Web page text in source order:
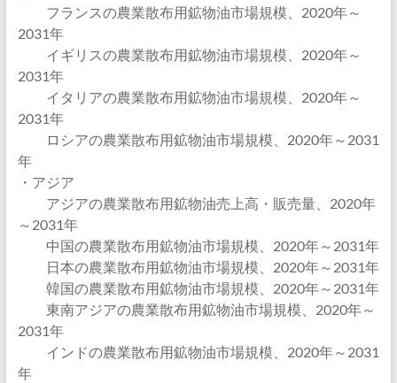
フランスの農業散布用鉱物油市場規模、2020年～
2031年
イギリスの農業散布用鉱物油市場規模、2020年～
2031年
イタリアの農業散布用鉱物油市場規模、2020年～
2031年
ロシアの農業散布用鉱物油市場規模、2020年～2031
年
・アジア
アジアの農業散布用鉱物油売上高・販売量、2020年
～2031年
中国の農業散布用鉱物油市場規模、2020年～2031年
日本の農業散布用鉱物油市場規模、2020年～2031年
韓国の農業散布用鉱物油市場規模、2020年～2031年
東南アジアの農業散布用鉱物油市場規模、2020年～
2031年
インドの農業散布用鉱物油市場規模、2020年～2031
年